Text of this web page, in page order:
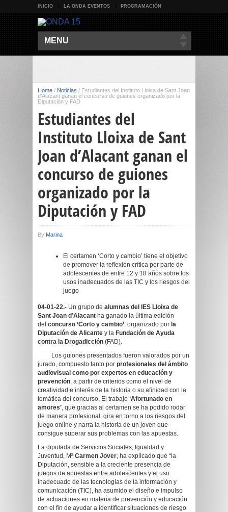
INICIO LA ONDA EVENTOS PROGRAMACIÓN
MENU
Home / Noticias / Estudiantes del Instituto Lloixa de Sant Joan
d’Alacant ganan el concurso de guiones organizado por la
Diputación y FAD
Estudiantes del
Instituto Lloixa de Sant
Joan d’Alacant ganan el
concurso de guiones
organizado por la
Diputación y FAD
By Marina
El certamen ‘Corto y cambio’ tiene el objetivo
de promover la reflexión crítica por parte de
adolescentes de entre 12 y 18 años sobre los
usos inadecuados de las TIC y los riesgos del
juego
04-01-22.- Un grupo de alumnas del IES Lloixa de
Sant Joan d’Alacant ha ganado la última edición
del concurso ‘Corto y cambio’, organizado por la
Diputación de Alicante y la Fundación de Ayuda
contra la Drogadicción (FAD).
Los guiones presentados fueron valorados por un
jurado, compuesto tanto por profesionales del ámbito
audiovisual como por expertos en educación y
prevención, a partir de criterios como el nivel de
creatividad e interés de la historia o su afinidad con la
temática del concurso. El trabajo ‘Afortunado en
amores’, que gracias al certamen se ha podido rodar
de manera profesional, gira en torno a los riesgos del
juego online y narra la historia de un joven que
consigue superar sus problemas con las apuestas.
La diputada de Servicios Sociales, Igualdad y
Juventud, MªCarmen Jover, ha explicado que “la
Diputación, sensible a la creciente presencia de
juegos de apuestas entre adolescentes y el uso
inadecuado de las tecnologías de la información y
comunicación (TIC), ha asumido el diseño e impulso
de actuaciones en materia de prevención y educación
con el fin de ayudar a identificar situaciones de riesgo